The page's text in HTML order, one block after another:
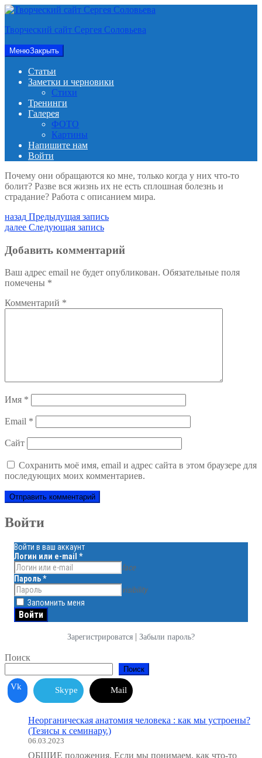
Перейти
содержимому
Творческий сайт Сергея Соловьева
МенюЗакрыть
Статьи
Заметки и черновики
Стихи
Тренинги
Галерея
ФОТО
Картины
Напишите нам
Войти
Почему они обращаются ко мне, только когда у них что-то
болит? Разве вся жизнь их не есть сплошная болезнь и
страдание? Работа с описанием мира.
Навигация
по
записям
назад Предыдущая
запись:
Предыдущая запись
далее Следующая
Следующая запись
Добавить комментарий
Ваш адрес email не будет опубликован. Обязательные поля
помечены *
Комментарий *
Имя *
Email *
Сайт
Сохранить моё имя, email и адрес сайта в этом браузере для
последующих моих комментариев.
Войти
Войти в ваш аккаунт
Логин или e-mail *
face
Пароль*
visibility
Запомнить меня
Зарегистрироватся | Забыли пароль?
Поиск
Поиск
Vk Skype Mail
Неорганическая анатомия человека : как мы устроены?
(Тезисы к семинару.)
06.03.2023
ОБЩИЕ положения. Если мы понимаем, как что-то